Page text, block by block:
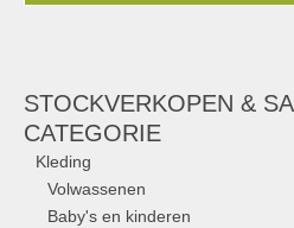
STOCKVERKOPEN &
CATEGORIE
Kleding
Volwassenen
Baby's en kinderen